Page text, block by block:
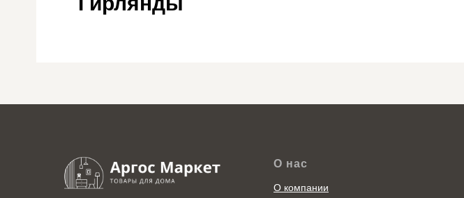
О нас
О компании